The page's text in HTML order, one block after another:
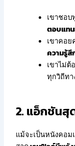
เขาชอ
ตอบแท
เขาคอ
ความรู้
เขาไม่ต้
ทุกวิถีทา
2. แอ็กชันสุ
แม้จะเป็นหนังคอม